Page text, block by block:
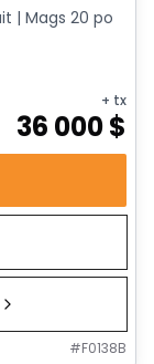
| Mags 20 po
+ tx
36 000$
#F0138B